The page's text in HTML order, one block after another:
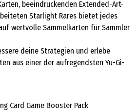
beeindruckenden Extended-Art-
Starlight Rares bietet jedes
wertvolle Sammelkarten für Sammler
deine Strategien und erlebe
aus einer der aufregendsten Yu-Gi-
Card Game Booster Pack